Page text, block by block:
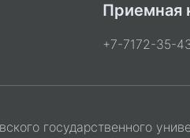
Приемная
+7-7172-35-
государственного